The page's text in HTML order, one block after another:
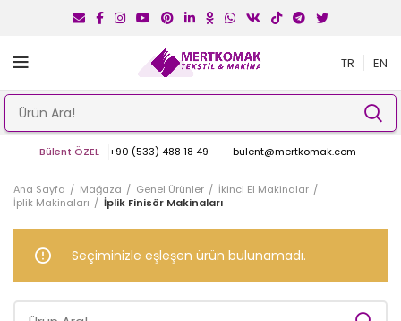
TR EN
Bülent ÖZEL +90 (533) 488 18 49 bulent@mertkomak.com
Ana Sayfa Mağaza Genel Ürünler
İkinci El Makinalar
İplik Makinaları
İplik Finisör Makinaları
Seçiminizle eşleşen ürün bulunamadı.